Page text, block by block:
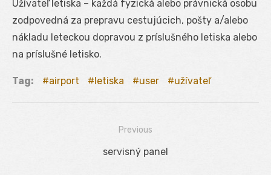
Užívateľ letiska – každá fyzická alebo právnická osobu
zodpovedná za prepravu cestujúcich, pošty a/alebo
nákladu leteckou dopravou z príslušného letiska alebo
na príslušné letisko.
Tag: airport letiska user užívateľ
Previous
Previous
servisný panel